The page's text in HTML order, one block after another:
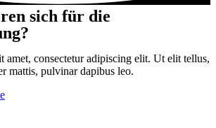
sich für die
amet, consectetur adipiscing elit. Ut elit tellus,
mattis, pulvinar dapibus leo.